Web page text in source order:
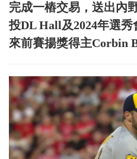
完成一樁交易，送出內
投DL Hall及2024年選
來前賽揚獎得主Corbin